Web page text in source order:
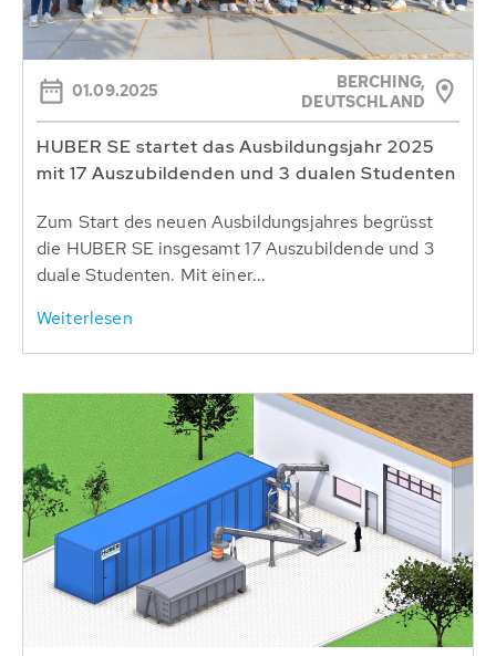
01.09.2025
BERCHING,
DEUTSCHLAND
HUBER SE startet das Ausbildungsjahr 2025
mit 17 Auszubildenden und 3 dualen Studenten
Zum Start des neuen Ausbildungsjahres begrüsst
die HUBER SE insgesamt 17 Auszubildende und 3
duale Studenten. Mit einer...
Weiterlesen